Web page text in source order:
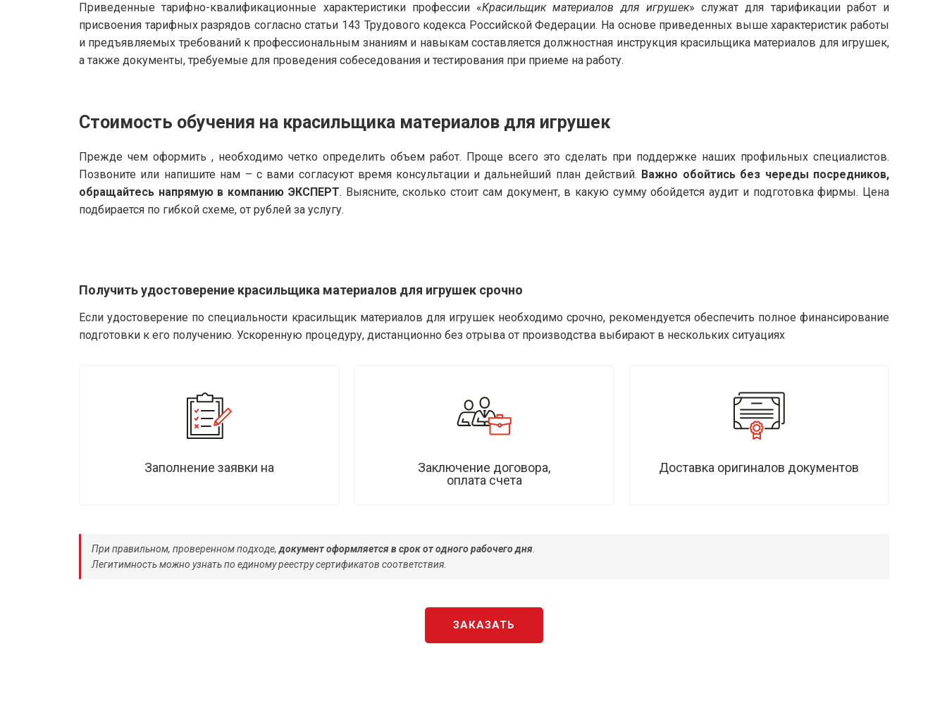
Приведенные тарифно-квалификационные характеристики профессии «Красильщик материалов для игрушек» служат для тарификации работ и
присвоения тарифных разрядов согласно статьи 143 Трудового кодекса Российской Федерации. На основе приведенных выше характеристик работы
и предъявляемых требований к профессиональным знаниям и навыкам составляется должностная инструкция красильщика материалов для игрушек,
а также документы, требуемые для проведения собеседования и тестирования при приеме на работу.
Стоимость обучения на красильщика материалов для игрушек
Прежде чем оформить , необходимо четко определить объем работ. Проще всего это сделать при поддержке наших профильных специалистов.
Позвоните или напишите нам – с вами согласуют время консультации и дальнейший план действий. Важно обойтись без череды посредников,
обращайтесь напрямую в компанию ЭКСПЕРТ. Выясните, сколько стоит сам документ, в какую сумму обойдется аудит и подготовка фирмы. Цена
подбирается по гибкой схеме, от рублей за услугу.
Получить удостоверение красильщика материалов для игрушек срочно
Если удостоверение по специальности красильщик материалов для игрушек необходимо срочно, рекомендуется обеспечить полное финансирование
подготовки к его получению. Ускоренную процедуру, дистанционно без отрыва от производства выбирают в нескольких ситуациях
Заполнение заявки на
Заключение договора,
оплата счета
Доставка оригиналов документов
При правильном, проверенном подходе,документ оформляется в срок от одного рабочего дня
Легитимность можно узнать по единому реестру сертификатов соответствия.
ЗАКАЗАТЬ